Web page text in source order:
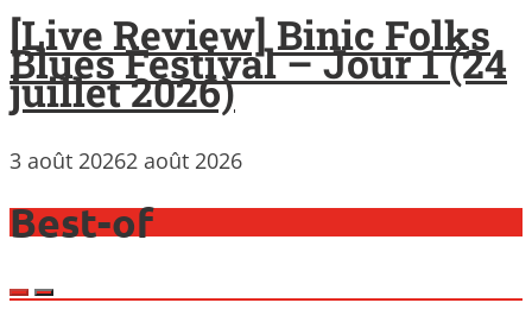
[Live Review] Binic Folks
Blues Festival – Jour 1 (24
juillet 2026)
3 août 20262 août 2026
Best-of